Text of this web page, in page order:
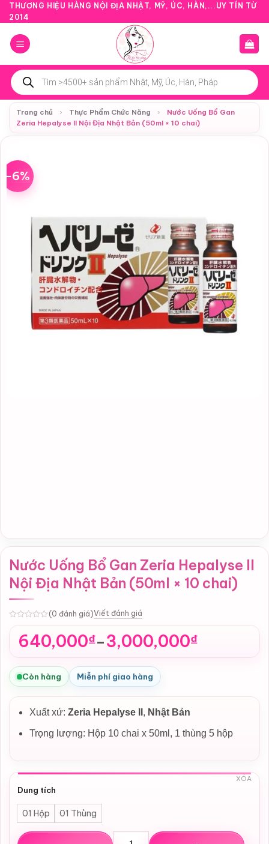
Bỏ
qua
nội
dung
THƯƠNG HIỆU HÀNG NỘI ĐỊA NHẬT, MỸ, ÚC, HÀN,...UY TÍN TỪ
2014
Tìm
kiếm
sản
phẩm
Trang chủ
› Thực Phẩm Chức Năng ›
Nước Uống Bổ Gan
Zeria Hepalyse II Nội Địa Nhật Bản (50ml × 10 chai)
-6%
Nước Uống Bổ Gan Zeria Hepalyse II
Nội Địa Nhật Bản (50ml × 10 chai)
(0 đánh giá)Viết đánh giá
640,000₫–3,000,000₫
Khoảng
giá:
từ
640,000₫
đến
3,000,000₫
Còn hàng Miễn phí giao hàng
Xuất xứ: Zeria Hepalyse II , Nhật Bản
Trọng lượng: Hộp 10 chai x 50ml, 1 thùng 5 hộp
Dung tích
01 Hộp 01 Thùng
XÓA
Nước Uống Bổ Gan Zeria Hepalyse II Nội Địa Nhật Bản